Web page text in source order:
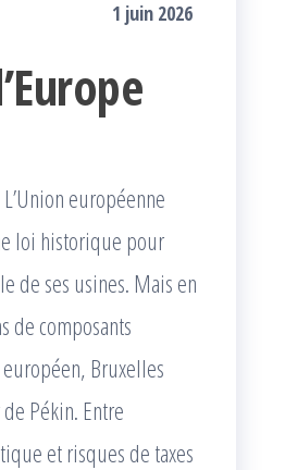
1 juin 2026
européenne
loi historique pour
de ses usines. Mais en
de composants
Bruxelles
Pékin. Entre
et risques de taxes